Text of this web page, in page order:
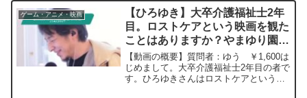
D00 ひろゆきさんの動画で、寄
せられた質問につ...
ゲーム・アニメ・映画
【ひろゆき】大卒介護福祉士2年
目。ロストケアという映画を観た
ことはありますか？やまゆり園に
近いような内容。どう考えます
か？ー ひろゆき切り抜き
20250217
【動画の概要】質問者：ゆう ￥1,600は
じめまして。大卒介護福祉士2年目の者で
す。ひろゆきさんはロストケアという映